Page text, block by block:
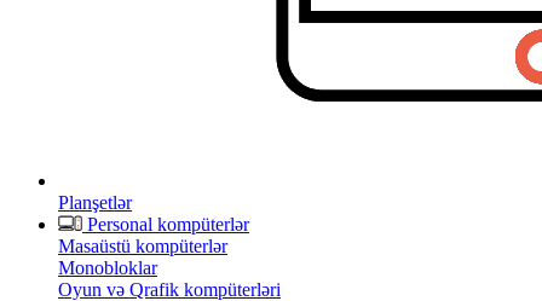
Planşetlər
Personal kompüterlər
Masaüstü kompüterlər
Monobloklar
Oyun və Qrafik kompüterləri